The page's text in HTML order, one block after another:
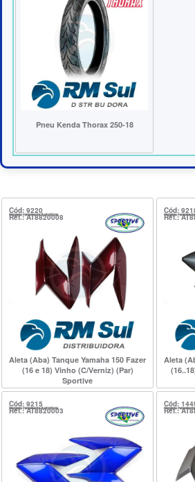
Pneu Kenda Thorax 250-18
Cód: 9220
Ref.: AT8820008
Aleta (Aba) Tanque Yamaha 150 Fazer
(16 e 18) Vinho (C/Verniz) (Par)
Sportive
Cód:
Ref.:
Aleta
Cód: 9215
Ref.: AT8820003
Cód:
Ref.: